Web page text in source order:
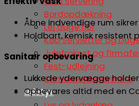
Bordopdækning
Lej duge her
Køb Servietter og
Julefrokost og
Fest-udlejning
Samarbejdspartnere
udstyr
Åbne indvendige rum
Holdbart, kemisk resistent
Sanitær opbevaring
Lukkede ydervægge
Opbevares altid med en